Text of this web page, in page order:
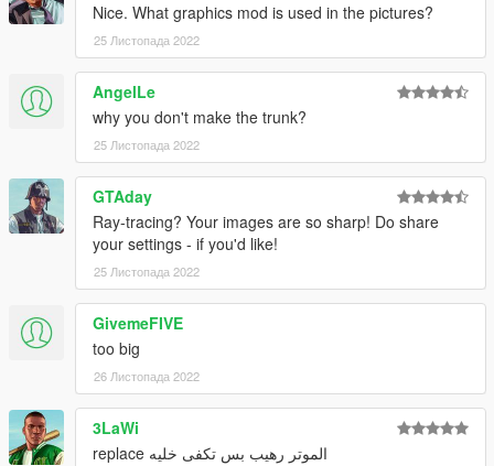
Nice. What graphics mod is used in the pictures?
25 Листопада 2022
AngelLe
why you don't make the trunk?
25 Листопада 2022
GTAday
Ray-tracing? Your images are so sharp! Do share
your settings - if you'd like!
25 Листопада 2022
GivemeFIVE
too big
26 Листопада 2022
3LaWi
الموتر رهيب بس تكفى خليه replace